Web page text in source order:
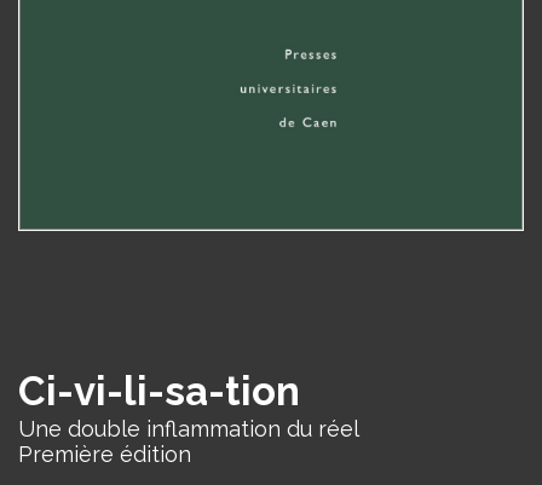
Ci-vi-li-sa-tion
Une double inflammation du réel
Première édition